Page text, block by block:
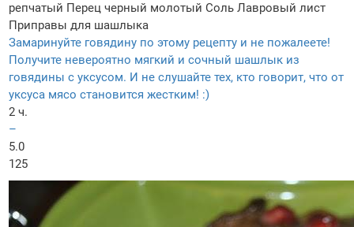
репчатый Перец черный молотый Соль Лавровый лист
Приправы для шашлыка
Замаринуйте говядину по этому рецепту и не пожалеете!
Получите невероятно мягкий и сочный шашлык из
говядины с уксусом. И не слушайте тех, кто говорит, что от
уксуса мясо становится жестким! :)
2 ч.
–
5.0
125